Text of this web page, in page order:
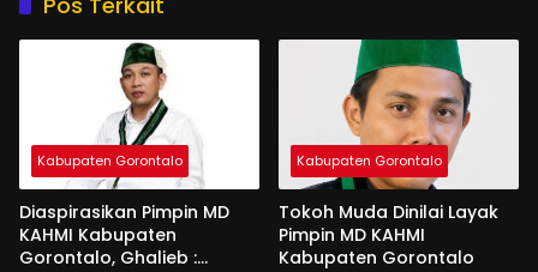
Kabupaten Gorontalo
Diaspirasikan Pimpin MD
KAHMI Kabupaten
Gorontalo, Ghalieb :
Kabupaten Gorontalo
Tokoh Muda Dinilai Layak
Pimpin MD KAHMI
Kabupaten Gorontalo